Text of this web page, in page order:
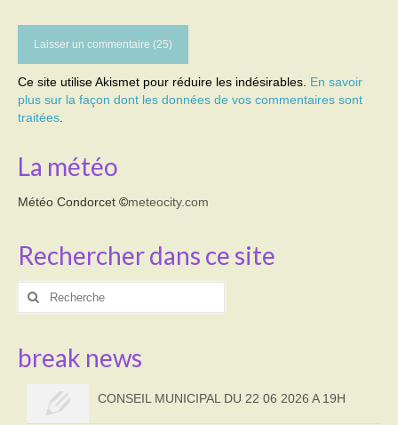
Ce site utilise Akismet pour réduire les indésirables. En savoir
plus sur la façon dont les données de vos commentaires sont
traitées
La météo
Météo Condorcet ©meteocity.com
Rechercher dans ce site
Rechercher
break news
CONSEIL MUNICIPAL DU 22 06 2026 A 19H